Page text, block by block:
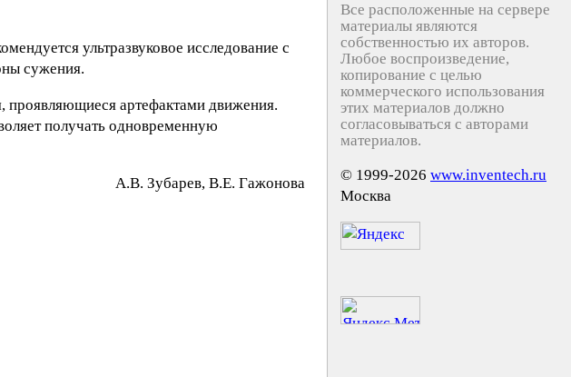
ультразвуковое исследование с
сужения.
проявляющиеся артефактами движения.
получать одновременную
A.В. Зyбaрeв, В.Е. Гaжoнoва
Все расположенные на сервере
материалы являются
собственностью их авторов.
Любое воспроизведение,
копирование с целью
коммерческого использования
этих материалов должно
согласовываться с авторами
материалов.
© 1999-2026 www.inventech.ru
Москва